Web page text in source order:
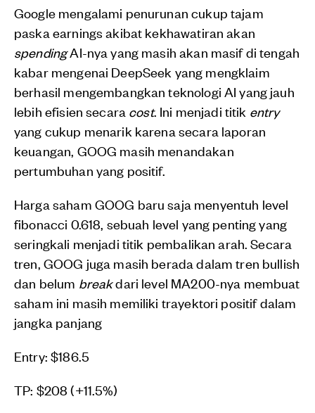
Google mengalami penurunan cukup tajam
paska earnings akibat kekhawatiran akan
spendingAI-nya yang masih akan masif di tengah
kabar mengenai DeepSeek yang mengklaim
berhasil mengembangkan teknologi AI yang jauh
lebih efisien secara cost. Ini menjadi titik entry
yang cukup menarik karena secara laporan
keuangan, GOOG masih menandakan
pertumbuhan yang positif.
Harga saham GOOG baru saja menyentuh level
fibonacci 0.618, sebuah level yang penting yang
seringkali menjadi titik pembalikan arah. Secara
tren, GOOG juga masih berada dalam tren bullish
dan belum breakdari level MA200-nya membuat
saham ini masih memiliki trayektori positif dalam
jangka panjang
Entry: $186.5
TP: $208 (+11.5%)